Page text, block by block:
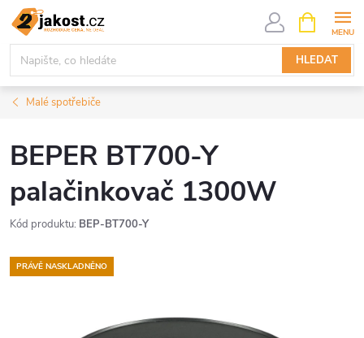
Přejít
obsah
HLEDAT
NÁKUPNÍ
KOŠÍK
Malé spotřebiče
BEPER BT700-Y
palačinkovač 1300W
Kód produktu: BEP-BT700-Y
PRÁVĚ NASKLADNĚNO